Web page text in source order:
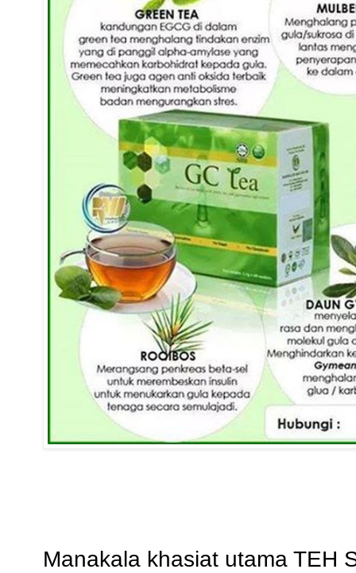
Manakala khasiat utama TEH